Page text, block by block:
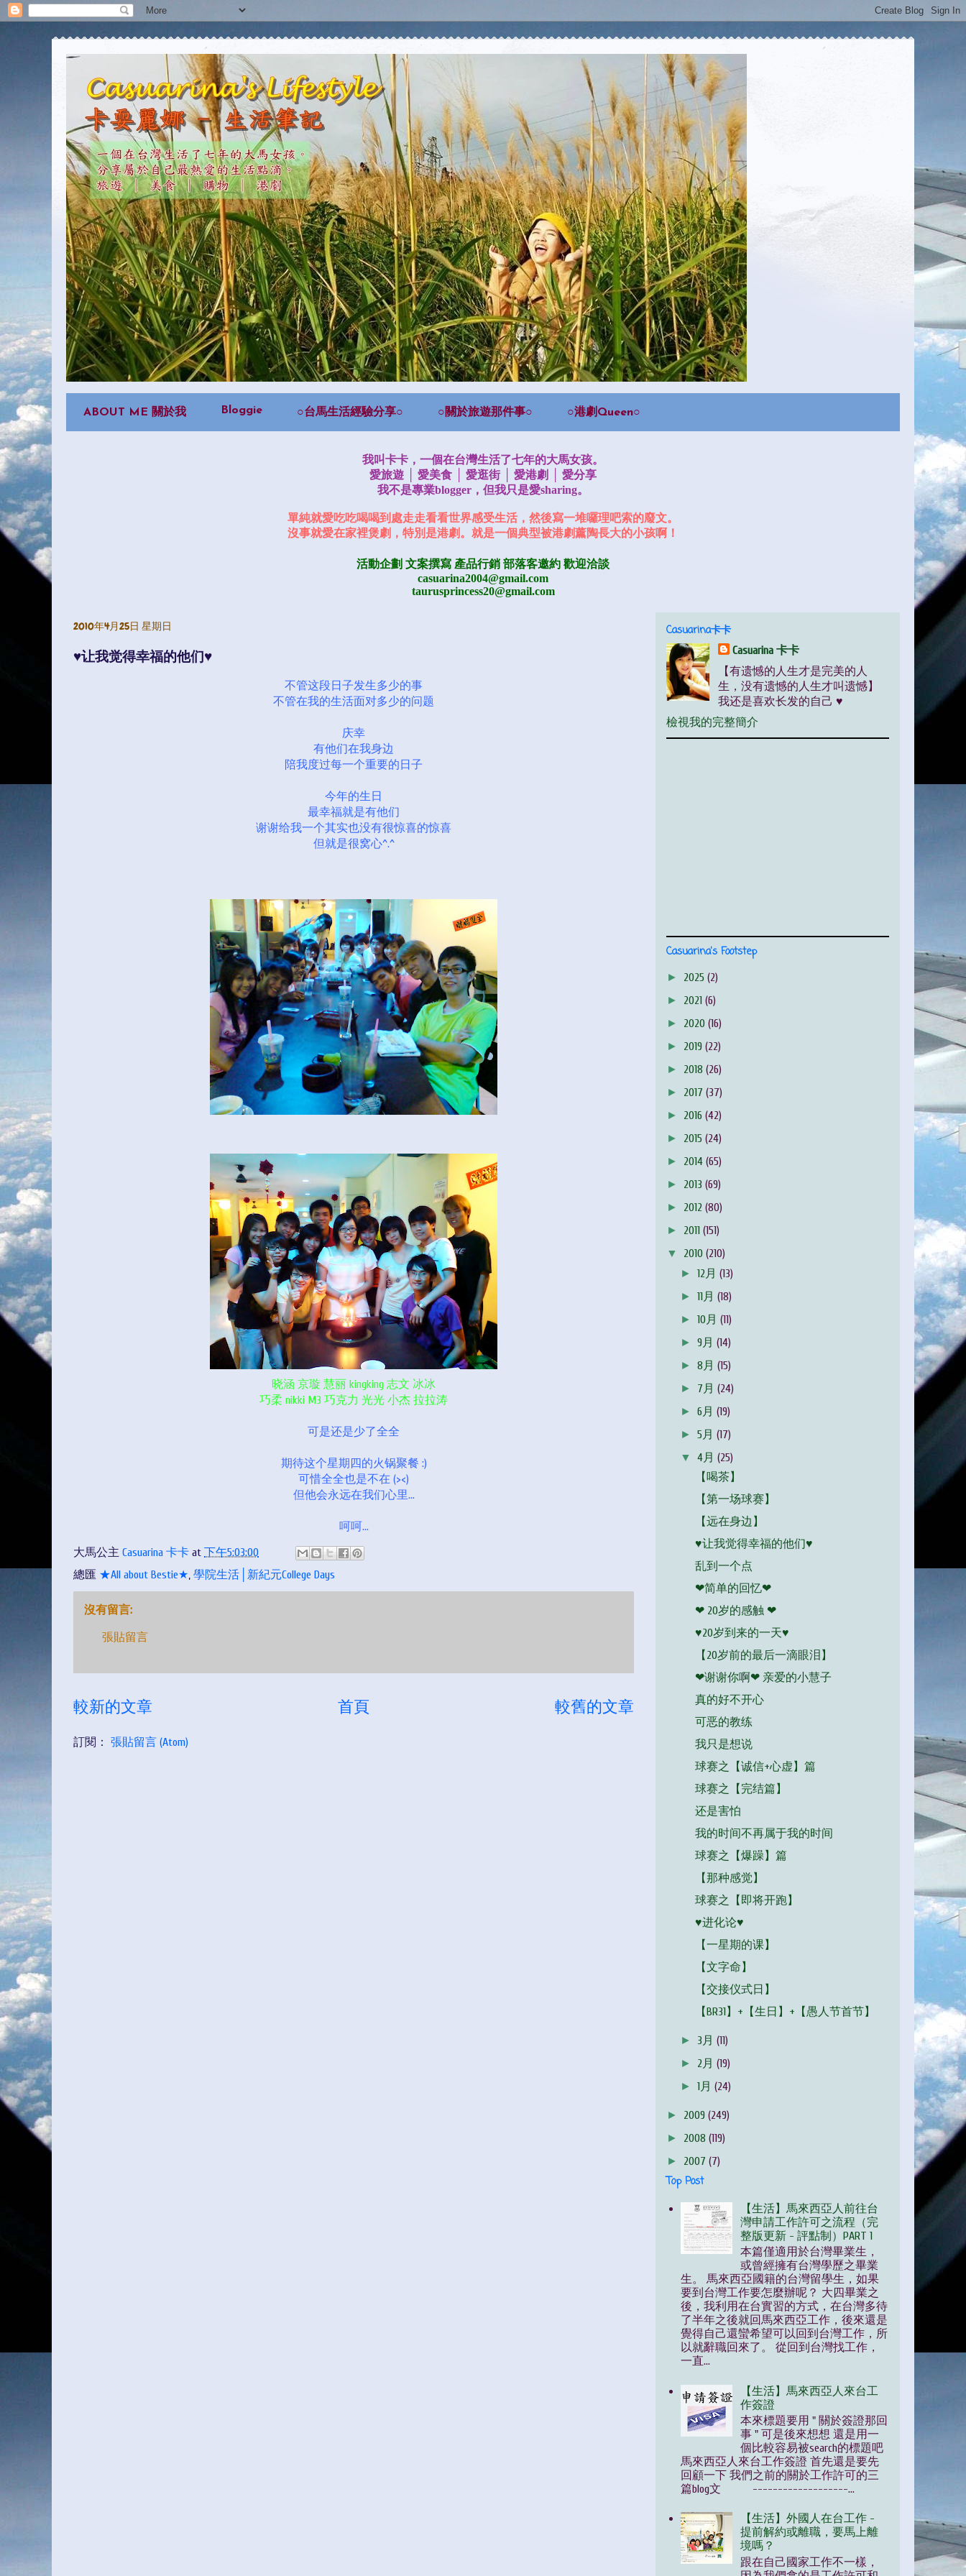
ABOUT ME 關於我 Bloggie ○台馬生活經驗分享○ ○關於旅遊那件事○ ○港劇Queen○
我叫卡卡，一個在台灣生活了七年的大馬女孩。
愛旅遊 │ 愛美食 │ 愛逛街 │ 愛港劇 │ 愛分享
我不是專業blogger，但我只是愛sharing。
單純就愛吃吃喝喝到處走走看看世界感受生活，然後寫一堆囉理吧索的廢文。
沒事就愛在家裡煲劇，特別是港劇。就是一個典型被港劇薰陶長大的小孩啊！
活動企劃 文案撰寫 產品行銷 部落客邀約 歡迎洽談
casuarina2004@gmail.com
taurusprincess20@gmail.com
2010年4月25日 星期日
♥让我觉得幸福的他们♥
不管这段日子发生多少的事
不管在我的生活面对多少的问题
庆幸
有他们在我身边
陪我度过每一个重要的日子
今年的生日
最幸福就是有他们
谢谢给我一个其实也没有很惊喜的惊喜
但就是很窝心^.^
晓涵 京璇 慧丽 kingking 志文 冰冰
巧柔 nikki M3 巧克力 光光 小杰 拉拉涛
可是还是少了全全
期待这个星期四的火锅聚餐 :)
可惜全全也是不在 (><)
但他会永远在我们心里...
呵呵...
大馬公主 Casuarina 卡卡 at 下午5:03:00
總匯 ★All about Bestie★, 學院生活│新紀元College Days
沒有留言:
張貼留言
較新的文章 較舊的文章
首頁
訂閱： 張貼留言 (Atom)
Casuarina卡卡
Casuarina 卡卡
【有遗憾的人生才是完美的人
生，没有遗憾的人生才叫遗憾】
我还是喜欢长发的自己 ♥
檢視我的完整簡介
Casuarina's Footstep
► 2025 (2)
► 2021 (6)
► 2020 (16)
► 2019 (22)
► 2018 (26)
► 2017 (37)
► 2016 (42)
► 2015 (24)
► 2014 (65)
► 2013 (69)
► 2012 (80)
► 2011 (151)
▼ 2010 (210)
►12月(13)
►11月(18)
►10月(11)
►9月(14)
►8月(15)
► 7月(24)
►6月(19)
►5月(17)
▼4月(25)
【喝茶】
【第一场球赛】
【远在身边】
♥让我觉得幸福的他们♥
乱到一个点
❤简单的回忆❤
❤ 20岁的感触 ❤
♥20岁到来的一天♥
【20岁前的最后一滴眼泪】
❤谢谢你啊❤ 亲爱的小慧子
真的好不开心
可恶的教练
我只是想说
球赛之【诚信+心虚】篇
球赛之【完结篇】
还是害怕
我的时间不再属于我的时间
球赛之【爆躁】篇
【那种感觉】
球赛之【即将开跑】
♥进化论♥
【一星期的课】
【文字命】
【交接仪式日】
【BR31】+【生日】+【愚人节首节】
► 3月(11)
► 2月(19)
►1月(24)
► 2009 (249)
► 2008 (119)
► 2007 (7)
Top Post
【生活】馬來西亞人前往台
灣申請工作許可之流程（完
整版更新 - 評點制）PART 1
本篇僅適用於台灣畢業生，
或曾經擁有台灣學歷之畢業
生。 馬來西亞國籍的台灣留學生，如果
要到台灣工作要怎麼辦呢？ 大四畢業之
後，我利用在台實習的方式，在台灣多待
了半年之後就回馬來西亞工作，後來還是
覺得自己還蠻希望可以回到台灣工作，所
以就辭職回來了。 從回到台灣找工作，
一直...
【生活】馬來西亞人來台工
作簽證
本來標題要用 " 關於簽證那回
事 " 可是後來想想 還是用一
個比較容易被search的標題吧
馬來西亞人來台工作簽證 首先還是要先
回顧一下 我們之前的關於工作許可的三
篇blog文 -------------------...
【生活】外國人在台工作 -
提前解約或離職，要馬上離
境嗎？
跟在自己國家工作不一樣，